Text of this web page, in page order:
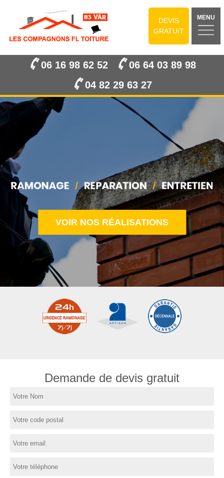
DEVIS
GRATUIT
MENU
06 16 98 62 52
06 64 03 89 98
04 82 29 63 27
VOIR NOS RÉALISATIONS
Demande de devis gratuit